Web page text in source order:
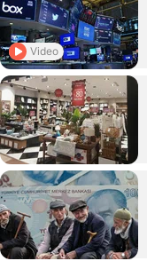
Video